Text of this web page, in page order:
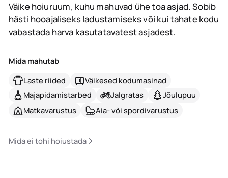
Väike hoiuruum, kuhu mahuvad ühe toa asjad. Sobib
hästi hooajaliseks ladustamiseks või kui tahate kodu
vabastada harva kasutatavatest asjadest.
Mida mahutab
Laste riided
Väikesed kodumasinad
Majapidamistarbed
Jalgratas
Jõulupuu
Matkavarustus
Aia- või spordivarustus
Mida ei tohi hoiustada